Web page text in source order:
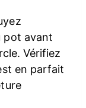
pot avant
Vérifiez
en parfait